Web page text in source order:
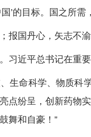
’的目标。国之所
国丹心，矢志不渝
近平总书记在重
命科学、物质科学
点纷呈，创新药物
舞和自豪！”